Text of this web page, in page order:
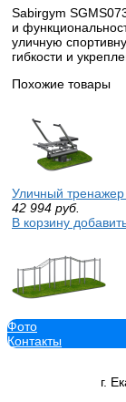
Sabirgym
и
уличную
гибкости и
Похожие товары
Уличный
42 994 руб.
В корзину
Тренажер для
155 708 руб.
Фото
Контакты
г.